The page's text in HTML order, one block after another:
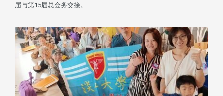
届与第15届总会务交接。